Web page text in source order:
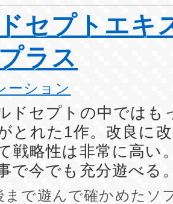
セプトエキ
ラス
ーション
ドセプトの中ではも
とれた1作。改良に
戦略性は非常に高い
で今でも充分遊べる
まで遊んで確かめたソ